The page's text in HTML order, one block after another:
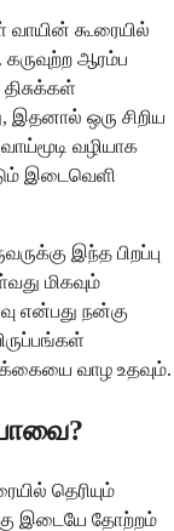
வாயின் கூரையில்
ஆரம்ப
இதனால் ஒரு சிறிய
வழியாக
இடைவெளி
இந்த பிறப்பு
மிகவும்
என்பது நன்கு
வாழ உதவும்.
தெரியும்
இடையே தோற்றம்